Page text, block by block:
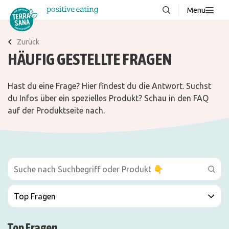
Menu
Über uns
Wissenswertes
FAQ
Kontakt
Downloads
Zurück
HÄUFIG GESTELLTE FRAGEN
Hast du eine Frage? Hier findest du die Antwort. Suchst
du Infos über ein spezielles Produkt? Schau in den FAQ
auf der Produktseite nach.